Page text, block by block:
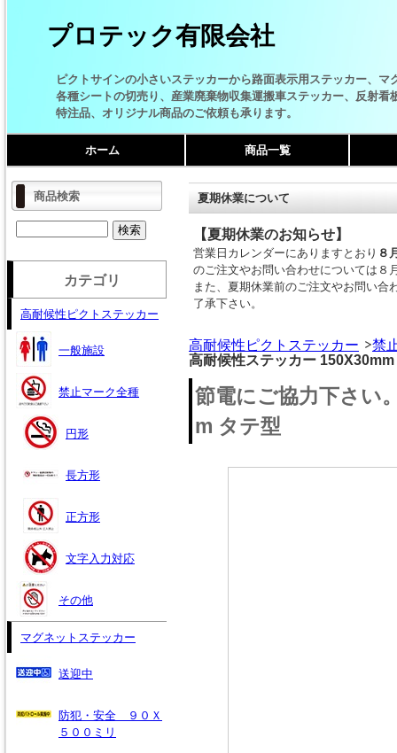
プロテック有限会社
ピクトサインの小さいステッカーから路面表示用ステッカー、マ
各種シートの切売り、産業廃棄物収集運搬車ステッカー、反射看
特注品、オリジナル商品のご依頼も承ります。
ホーム 商品一覧
夏期休業について
【夏期休業のお知らせ】
営業日カレンダーにありますとおり ８
のご注文やお問い合わせについては８
また、夏期休業前のご注文やお問い合
了承下さい。
高耐候性ピクトステッカー
禁
高耐候性ステッカー
節電にご協力下さい
m タテ型
商品検索
カテゴリ
高耐候性ピクトステッカー
一般施設
禁止マーク全種
円形
長方形
正方形
文字入力対応
その他
マグネットステッカー
送迎中
防犯・安全 ９０Ｘ
５００ミリ